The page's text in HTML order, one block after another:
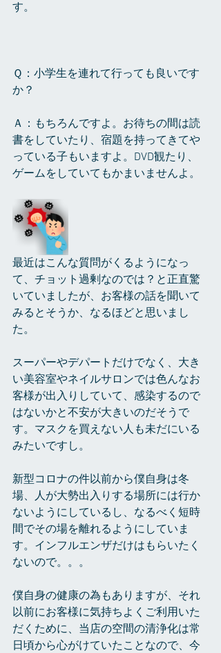
す。
Ｑ：小学生を連れて行っても良いです
か？
Ａ：もちろんですよ。お待ちの間は読
書をしていたり、宿題を持ってきてや
っている子もいますよ。DVD観たり、
ゲームをしていてもかまいませんよ。
最近はこんな質問がくるようになっ
て、チョット過剰なのでは？と正直驚
いていましたが、お客様の話を聞いて
みるとそうか、なるほどと思いまし
た。
スーパーやデパートだけでなく、大き
い美容室やネイルサロンでは色んなお
客様が出入りしていて、感染するので
はないかと不安が大きいのだそうで
す。マスクを買えない人も未だにいる
みたいですし。
新型コロナの件以前から僕自身は冬
場、人が大勢出入りする場所には行か
ないようにしているし、なるべく短時
間でその場を離れるようにしていま
す。インフルエンザだけはもらいたく
ないので。。。
僕自身の健康の為もありますが、それ
以前にお客様に気持ちよくご利用いた
だくために、当店の空間の清浄化は常
日頃から心がけていたことなので、今